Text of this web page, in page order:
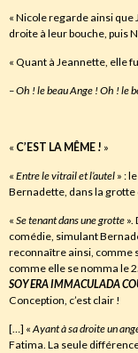
« Nicole regarde ainsi que
droite à leur bouche, puis
« Quant à Jeannette, elle
– Oh !le beau Ange !Oh !le
« C’EST LA MÊME ! »
« Entre le vitrail et l’autel » :
Bernadette, dans la grotte
« Se tenant dans une grotte ».
comédie, simulant
reconnaître ainsi, comme
comme elle se nomma le
SOY ERA IMMACULADA
Conception, c’est clair !
[…] «Ayantàsa droite un
Fatima. La seule